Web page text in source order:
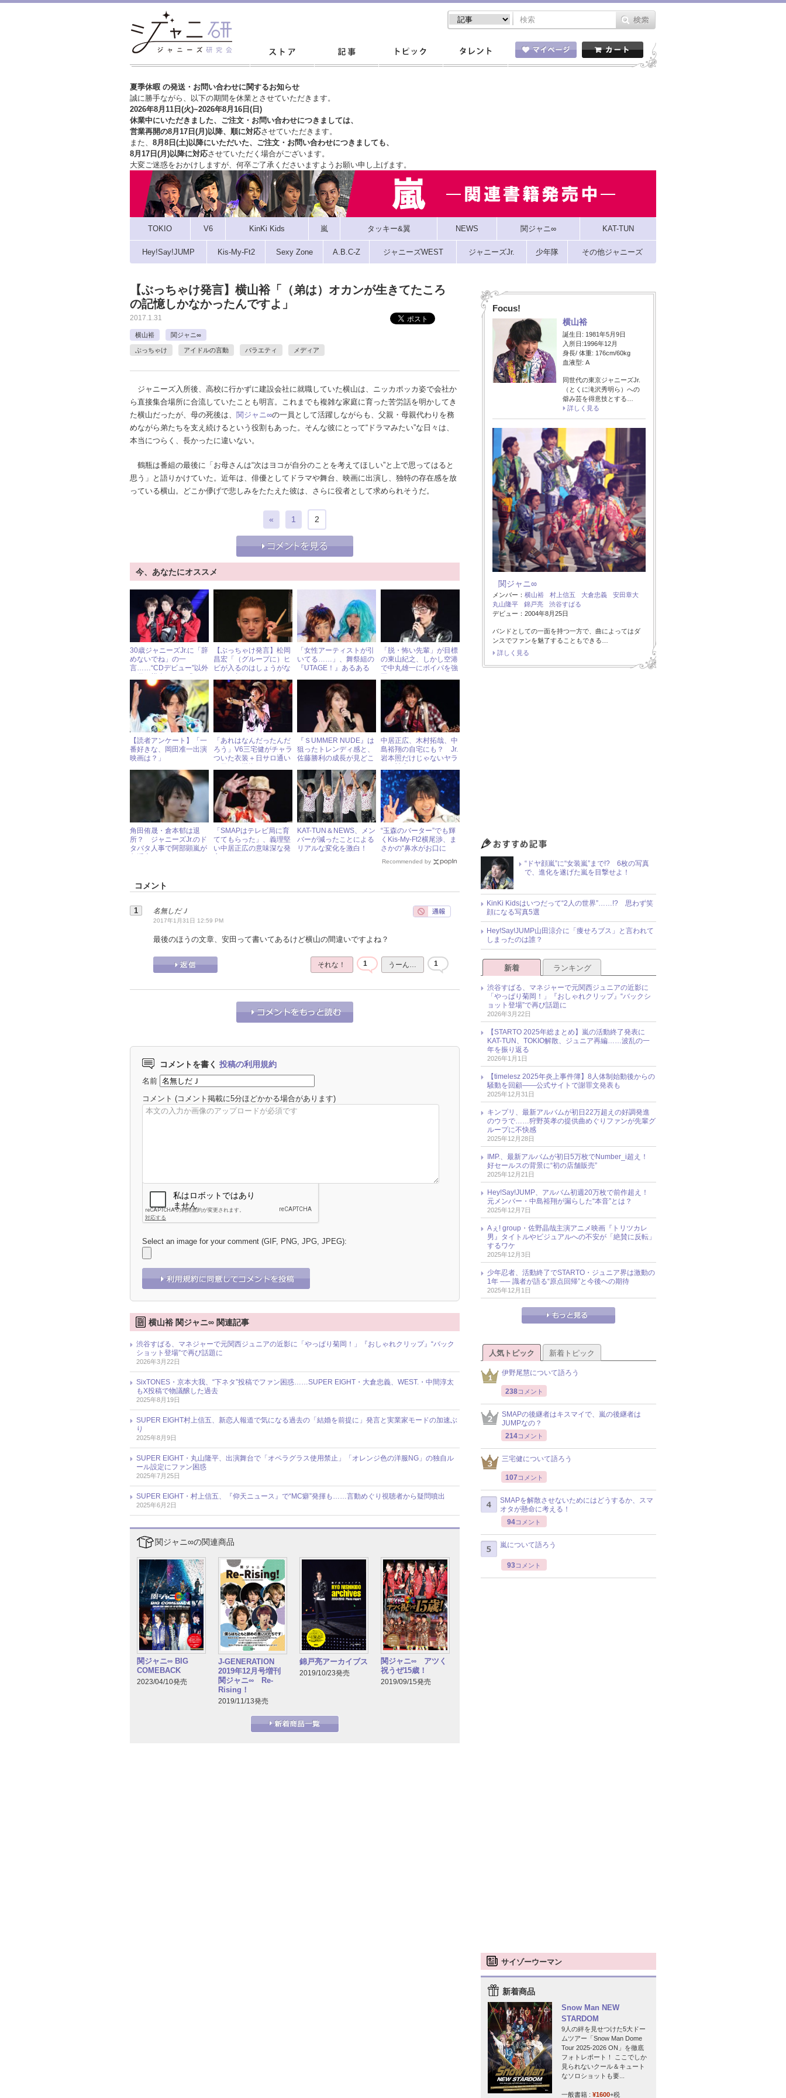
夏季休暇 の発送・お問い合わせに関するお知らせ
誠に勝手ながら、以下の期間を休業とさせていただきます。
2026年8月11日(火)~2026年8月16日(日)
休業中にいただきました、ご注文・お問い合わせにつきましては、
営業再開の8月17日(月)以降、順に対応させていただきます。
また、 8月8日(土)以降にいただいた、ご注文・ お問い合わせにつきましても、
8月17日(月)以降に対応させていただく場合がございます。
大変ご迷惑をおかけしますが、 何卒ご了承くださいますようお願い申し上げます。
TOKIO V6 KinKi Kids 嵐 タッキー&翼 NEWS 関ジャニ∞ KAT-TUN
Hey!Say!JUMP Kis-My-Ft2 Sexy Zone A.B.C-Z ジャニーズWEST ジャニーズJr. 少年隊 その他ジャニーズ
【ぶっちゃけ発言】横山裕「（弟は）オカンが生きてたころ
の記憶しかなかったんですよ」
2017.1.31
横山裕 関ジャニ∞
ぶっちゃけ アイドルの言動 バラエティ メディア
ジャニーズ入所後、高校に行かずに建設会社に就職していた横山は、ニッカポッカ姿で会社か
ら直接集合場所に合流していたことも明言。これまでも複雑な家庭に育った苦労話を明かしてき
た横山だったが、母の死後は、 関ジャニ∞の一員として活躍しながらも、父親・母親代わりを務
めながら弟たちを支え続けるという役割もあった。そんな彼にとって“ドラマみたい”な日々は、
本当につらく、長かったに違いない。
鶴瓶は番組の最後に「お母さんは“次はヨコが自分のことを考えてほしい”と上で思ってはると
思う」と語りかけていた。近年は、俳優としてドラマや舞台、映画に出演し、独特の存在感を放
っている横山。どこか儚げで悲しみをたたえた彼は、さらに役者として求められそうだ。
« 1 2
今、あなたにオススメ
30歳ジャニーズJr.に「辞
めないでね」の一
言……“CDデビュー”以外
～ゆ～」という4人組
【ぶっちゃけ発言】松岡
昌宏「（グループに）ヒ
ビが入るのはしょうがな
る」
「女性アーティストが引
いてる……」、舞祭組の
『UTAGE！』あるある
「脱・怖い先輩」が目標
の東山紀之、しかし空港
で中丸雄一にボイパを強
【読者アンケート】「一
番好きな、岡田准一出演
映画は？」
「あれはなんだったんだ
ろう」V6三宅健がチャラ
ついた衣装＋日サロ通い
『ＳUMMER NUDE』は
狙ったトレンディ感と、
佐藤勝利の成長が見どこ
中居正広、木村拓哉、中
島裕翔の自宅にも？ Jr.
岩本照だけじゃないヤラ
角田侑晟・倉本郁は退
所？ ジャニーズJr.のド
タバタ人事で阿部顕嵐が
「SMAPはテレビ局に育
ててもらった」、義理堅
い中居正広の意味深な発
KAT-TUN＆NEWS、メン
バーが減ったことによる
リアルな変化を激白！
“玉森のバーター”でも輝
くKis-My-Ft2横尾渉、ま
さかの“鼻水がお口に
Recommended by
コメント
名無しだＪ
2017年1月31日 12:59 PM
最後のほうの文章、安田って書いてあるけど横山の間違いですよね？
それな！ 1 うーん… 1
コメントを書く 投稿の利用規約
名前
コメント (コメント掲載に5分ほどかかる場合があります)
Select an image for your comment (GIF, PNG, JPG, JPEG):
横山裕 関ジャニ∞ 関連記事
渋谷すばる、マネジャーで元関西ジュニアの近影に「やっぱり菊岡！」『おしゃれクリップ』“バック
ショット登場”で再び話題に
2026年3月22日
SixTONES・京本大我、“下ネタ”投稿でファン困惑……SUPER EIGHT・大倉忠義、WEST.・中間淳太
もX投稿で物議醸した過去
2025年8月19日
SUPER EIGHT村上信五、新恋人報道で気になる過去の「結婚を前提に」発言と実業家モードの加速ぶ
り
2025年8月9日
SUPER EIGHT・丸山隆平、出演舞台で「オペラグラス使用禁止」「オレンジ色の洋服NG」の独自ル
ール設定にファン困惑
2025年7月25日
SUPER EIGHT・村上信五、『仰天ニュース』で“MC癖”発揮も……言動めぐり視聴者から疑問噴出
2025年6月2日
関ジャニ∞の関連商品
関ジャニ∞ BIG
COMEBACK
2023/04/10発売
J-GENERATION
2019年12月号増刊
関ジャニ∞ Re-
Rising！
2019/11/13発売
錦戸亮アーカイブス
2019/10/23発売
関ジャニ∞ アツく
祝うぜ15歳！
2019/09/15発売
Focus!
横山裕
誕生日: 1981年5月9日
入所日:1996年12月
身長/ 体重: 176cm/60kg
血液型: A
同世代の東京ジャニーズJr.
（とくに滝沢秀明ら）への
僻み芸を得意技とする…
詳しく見る
関ジャニ∞
メンバー： 横山裕 村上信五 大倉忠義
安田章大
丸山隆平
錦戸亮
渋谷すばる
デビュー：2004年8月25日
バンドとしての一面を持つ一方で、曲によってはダ
ンスでファンを魅了することもできる…
詳しく見る
“ドヤ顔嵐”に“女装嵐”まで!? 6枚の写真
で、進化を遂げた嵐を目撃せよ！
KinKi Kidsはいつだって“2人の世界”……!? 思わず笑
顔になる写真5選
Hey!Say!JUMP山田涼介に「痩せろブス」と言われて
しまったのは誰？
新着 ランキング
渋谷すばる、マネジャーで元関西ジュニアの近影に
「やっぱり菊岡！」『おしゃれクリップ』“バックシ
ョット登場”で再び話題に
2026年3月22日
【STARTO 2025年総まとめ】嵐の活動終了発表に
KAT-TUN、TOKIO解散、ジュニア再編……波乱の一
年を振り返る
2026年1月1日
【timelesz 2025年炎上事件簿】8人体制始動後からの
騒動を回顧――公式サイトで謝罪文発表も
2025年12月31日
キンプリ、最新アルバムが初日22万超えの好調発進
のウラで……狩野英孝の提供曲めぐりファンが先輩グ
ループに不快感
2025年12月28日
IMP.、最新アルバムが初日5万枚でNumber_i超え！
好セールスの背景に“初の店舗販売”
2025年12月21日
Hey!Say!JUMP、アルバム初週20万枚で前作超え！
元メンバー・中島裕翔が漏らした“本音”とは？
2025年12月7日
Aぇ! group・佐野晶哉主演アニメ映画『トリツカレ
男』タイトルやビジュアルへの不安が「絶賛に反転」
するワケ
2025年12月3日
少年忍者、活動終了でSTARTO・ジュニア界は激動の
1年 ── 識者が語る“原点回帰”と今後への期待
2025年12月1日
人気トピック 新着トピック
伊野尾慧について語ろう
238コメント
SMAPの後継者はキスマイで、嵐の後継者は
JUMPなの？
214コメント
三宅健について語ろう
107 コメント
SMAPを解散させないためにはどうするか、スマ
オタが懸命に考える！
94コメント
嵐について語ろう
93コメント
サイゾーウーマン
新着商品
Snow Man NEW
STARDOM
9人の絆を見せつけた5大ドー
ムツアー「Snow Man Dome
Tour 2025-2026 ON」を徹底
フォトレポート！ ここでしか
見られないクール＆キュート
なソロショットも要...
一般書籍 : ¥1600+税